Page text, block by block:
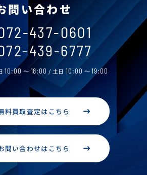
問い合わせ
437-0601
439-6777
10:00 ～ 18:00 / 土日10:00 ～19:00
料買取査定はこちら
問い合わせはこちら